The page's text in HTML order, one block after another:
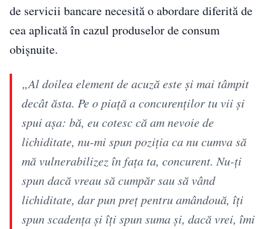
de servicii bancare necesită o abordare diferită de
cea aplicată în cazul produselor de consum
obişnuite.
„Al doilea element de acuză este şi mai tâmpit
decât ăsta. Pe o piaţă a concurenţilor tu vii şi
spui aşa: bă, eu cotesc că am nevoie de
lichiditate, nu-mi spun poziţia ca nu cumva să
mă vulnerabilizez în faţa ta, concurent. Nu-ţi
spun dacă vreau să cumpăr sau să vând
lichiditate, dar pun preţ pentru amândouă, îţi
spun scadenţa şi îţi spun suma şi, dacă vrei, îmi